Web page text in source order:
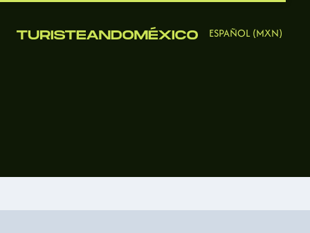
ESPAÑOL (MXN)